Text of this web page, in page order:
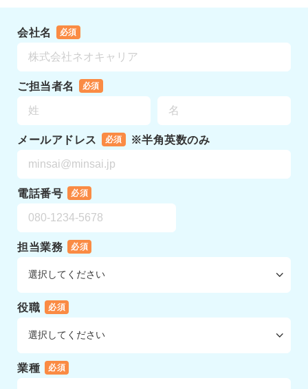
会社名 必須
ご担当者名 必須
メールアドレス 必須 ※半角英数のみ
電話番号 必須
担当業務 必須
役職 必須
業種 必須